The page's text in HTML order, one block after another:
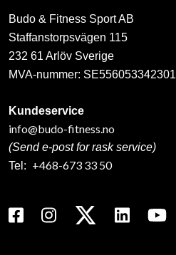
Budo & Fitness Sport AB
Staffanstorpsvägen 115
232 61 Arlöv Sverige
MVA-nummer: SE556053342301
Kundeservice
info@budo-fitness.no
(Send e-post for rask service)
Tel: +468-673 33 50